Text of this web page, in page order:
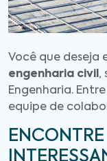
Você que deseja
engenharia civil,
Engenharia.
equipe de